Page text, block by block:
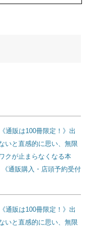
通販は100冊限定！》出
いと直感的に思い、無限
クが止まらなくなる本
《通販購入・店頭予約受付
通販は100冊限定！》出
いと直感的に思い、無限